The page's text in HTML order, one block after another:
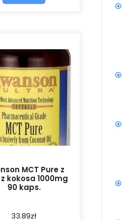
MCT Pure z
kokosa 1000mg
90 kaps.
33.89zł